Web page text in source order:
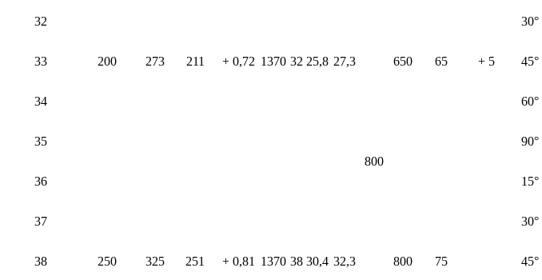
+ 5
200 273 211 + 0,72 1370 32 25,8 27,3
800
650 65
32 30°
33 45°
34 60°
35 90°
36
250 325 251 + 0,81 1370 38 30,4 32,3 800 75
15°
37 30°
38 45°